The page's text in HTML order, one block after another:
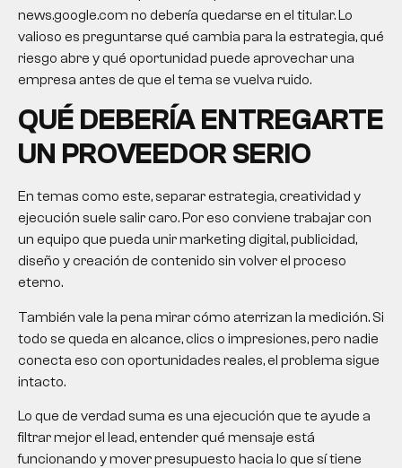
news.google.com no debería quedarse en el titular. Lo
valioso es preguntarse qué cambia para la estrategia, qué
riesgo abre y qué oportunidad puede aprovechar una
empresa antes de que el tema se vuelva ruido.
QUÉ DEBERÍA ENTREGARTE
UN PROVEEDOR SERIO
En temas como este, separar estrategia, creatividad y
ejecución suele salir caro. Por eso conviene trabajar con
un equipo que pueda unir marketing digital, publicidad,
diseño y creación de contenido sin volver el proceso
eterno.
También vale la pena mirar cómo aterrizan la medición. Si
todo se queda en alcance, clics o impresiones, pero nadie
conecta eso con oportunidades reales, el problema sigue
intacto.
Lo que de verdad suma es una ejecución que te ayude a
filtrar mejor el lead, entender qué mensaje está
funcionando y mover presupuesto hacia lo que sí tiene